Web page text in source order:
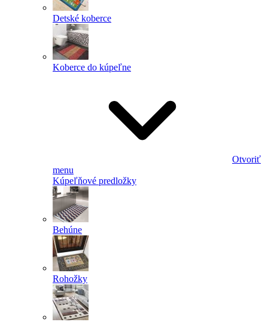
Detské koberce
Koberce do kúpeľne
Otvoriť
menu
Kúpeľňové predložky
Behúne
Rohožky